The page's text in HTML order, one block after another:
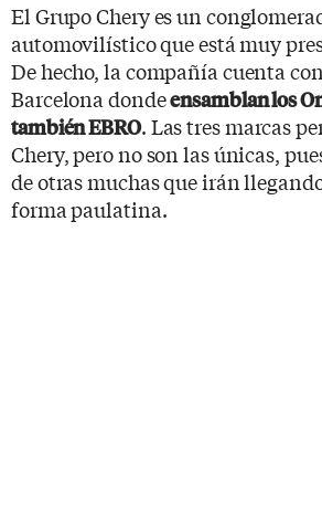
El Grupo Chery es un
automovilístico que está muy
De hecho, la compañía cuenta
Barcelona dondeensamblan los
también EBRO. Las tres marcas
Chery, pero no son las únicas,
de otras muchas que irán
forma paulatina.